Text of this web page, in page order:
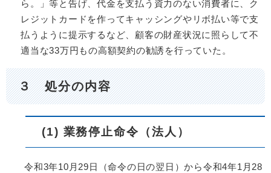
ら。」等と告げ、代金を支払う資力のない消費者に、ク
レジットカードを作ってキャッシングやリボ払い等で支
払うように提示するなど、顧客の財産状況に照らして不
適当な33万円もの高額契約の勧誘を行っていた。
３ 処分の内容
(1) 業務停止命令（法人）
令和3年10月29日（命令の日の翌日）から令和4年1月28